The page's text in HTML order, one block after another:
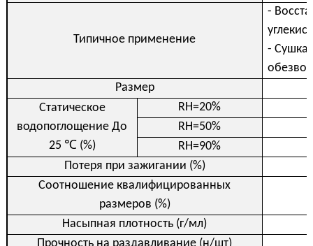
Типичное применение
-
- Сушка,
Размер
Статическое
водопоглощение До
25 ℃ (%)
RH=20%
RH=50%
RH=90%
Потеря при зажигании (%)
Соотношение квалифицированных
размеров (%)
Насыпная плотность (г/мл)